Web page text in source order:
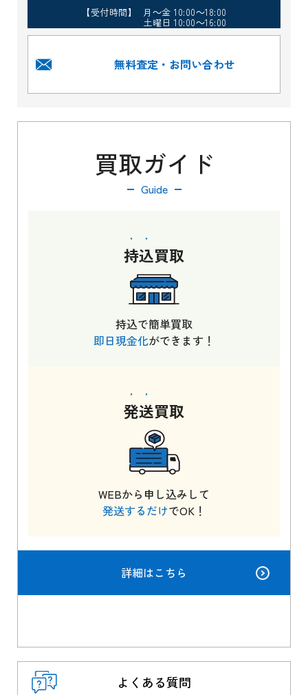
【受付時間】 月～金 10:00～18:00
土曜日 10:00～16:00
無料査定・お問い合わせ
買取ガイド
Guide
持込買取
持込で簡単買取
即日現金化ができます！
発送買取
WEBから申し込みして
発送するだけでOK！
詳細はこちら
よくある質問